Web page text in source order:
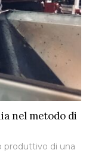
nel metodo di
produttivo di una